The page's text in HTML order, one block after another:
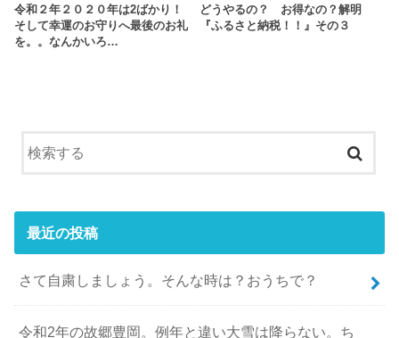
令和２年２０２０年は2ばかり！
そして幸運のお守りへ最後のお礼
を。。なんかいろ…
どうやるの？ お得なの？解明
『ふるさと納税！！』その３
最近の投稿
さて自粛しましょう。そんな時は？おうちで？
令和2年の故郷豊岡。例年と違い大雪は降らない。ち